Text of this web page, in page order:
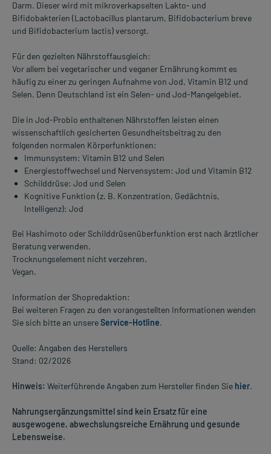
Darm. Dieser wird mit mikroverkapselten Lakto- und
Bifidobakterien (Lactobacillus plantarum, Bifidobacterium breve
und Bifidobacterium lactis) versorgt.
Für den gezielten Nährstoffausgleich:
Vor allem bei vegetarischer und veganer Ernährung kommt es
häufig zu einer zu geringen Aufnahme von Jod, Vitamin B12 und
Selen. Denn Deutschland ist ein Selen- und Jod-Mangelgebiet.
Die in Jod-Probio enthaltenen Nährstoffen leisten einen
wissenschaftlich gesicherten Gesundheitsbeitrag zu den
folgenden normalen Körperfunktionen:
Immunsystem: Vitamin B12 und Selen
Energiestoffwechsel und Nervensystem: Jod und Vitamin B12
Schilddrüse: Jod und Selen
Kognitive Funktion (z. B. Konzentration, Gedächtnis,
Intelligenz): Jod
Bei Hashimoto oder Schilddrüsenüberfunktion erst nach ärztlicher
Beratung verwenden.
Trocknungselement nicht verzehren.
Vegan.
Information der Shopredaktion:
Bei weiteren Fragen zu den vorangestellten Informationen wenden
Sie sich bitte an unsereService-Hotline.
Quelle: Angaben des Herstellers
Stand: 02/2026
Hinweis: Weiterführende Angaben zum Hersteller finden Sie hier.
Nahrungsergänzungsmittel sind kein Ersatz für eine
ausgewogene, abwechslungsreiche Ernährung und gesunde
Lebensweise.